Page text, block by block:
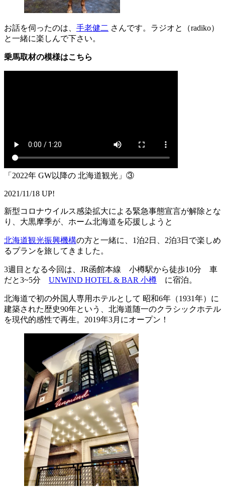
お話を伺ったのは、 手老健二 さんです。ラジオと（radiko）
と一緒に楽しんで下さい。
乗馬取材の模様はこちら
「2022年 GW以降の 北海道観光」③
2021/11/18 UP!
新型コロナウイルス感染拡大による緊急事態宣言が解除とな
り、大黒摩季が、ホーム北海道を応援しようと
北海道観光振興機構の方と一緒に、1泊2日、2泊3日で楽しめ
るプランを旅してきました。
3週目となる今回は、JR函館本線 小樽駅から徒歩10分 車
だと3~5分 UNWIND HOTEL & BAR 小樽 に宿泊。
北海道で初の外国人専用ホテルとして 昭和6年（1931年）に
建築された歴史90年という、北海道随一のクラシックホテル
を現代的感性で再生。2019年3月にオープン！